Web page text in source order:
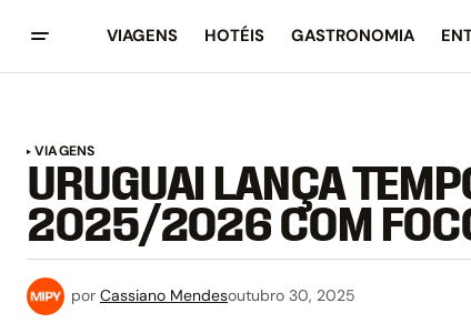
VIAGENS HOTÉIS GASTRONOMIA
VIAGENS
URUGUAI LANÇA
2025/2026 COM
por Cassiano Mendesoutubro 30, 2025